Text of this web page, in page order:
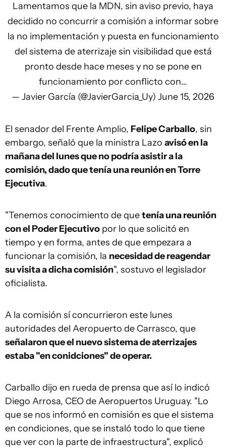
Lamentamos que la MDN, sin aviso previo, haya
decidido no concurrir a comisión a informar sobre
la no implementación y puesta en funcionamiento
del sistema de aterrizaje sin visibilidad que está
pronto desde hace meses y no se pone en
funcionamiento por conflicto con…
— Javier García (@JavierGarcia_Uy) June 15, 2026
El senador del Frente Amplio, Felipe Carballo, sin
embargo, señaló que la ministra Lazo avisó en la
mañana del lunes que no podría asistir a la
comisión, dado que tenía una reunión en Torre
Ejecutiva.
"Tenemos conocimiento de quetenía una reunión
con el Poder Ejecutivo por lo que solicitó en
tiempo y en forma, antes de que empezara a
funcionar la comisión, la necesidad de reagendar
su visita a dicha comisión", sostuvo el legislador
oficialista.
A la comisión sí concurrieron este lunes
autoridades del Aeropuerto de Carrasco, que
señalaron que el nuevo sistema de aterrizajes
estaba "en conidciones" de operar.
Carballo dijo en rueda de prensa que así lo indicó
Diego Arrosa, CEO de Aeropuertos Uruguay. "Lo
que se nos informó en comisión es que el sistema
en condiciones, que se instaló todo lo que tiene
que ver con la parte de infraestructura", explicó